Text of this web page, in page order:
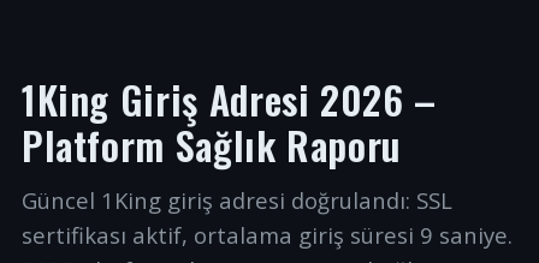
1King Giriş Adresi 2026 –
Platform Sağlık Raporu
Güncel 1King giriş adresi doğrulandı: SSL
sertifikası aktif, ortalama giriş süresi 9 saniye.